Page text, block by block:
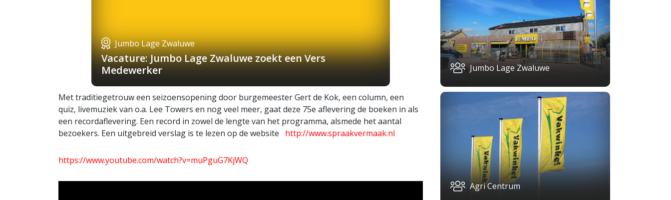
Jumbo Lage Zwaluwe
Vacature: Jumbo Lage Zwaluwe zoekt een Vers
Medewerker
Met traditiegetrouw een seizoensopening door burgemeester Gert de Kok, een column, een
quiz, livemuziek van o.a. Lee Towers en nog veel meer, gaat deze 75e aflevering de boeken in als
een recordaflevering. Een record in zowel de lengte van het programma, alsmede het aantal
bezoekers. Een uitgebreid verslag is te lezen op de website http://www.spraakvermaak.nl
https://www.youtube.com/watch?v=muPguG7KjWQ
Jumbo Lage Zwaluwe
Agri Centrum